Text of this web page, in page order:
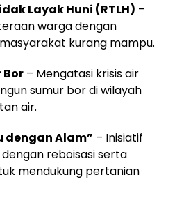
Layak Huni (RTLH) –
warga dengan
kurang mampu.
Bor – Mengatasi krisis air
sumur bor di wilayah
air.
dengan Alam” – Inisiatif
reboisasi serta
mendukung pertanian